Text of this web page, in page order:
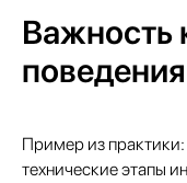
Важность
поведения
Пример из
технические этапы